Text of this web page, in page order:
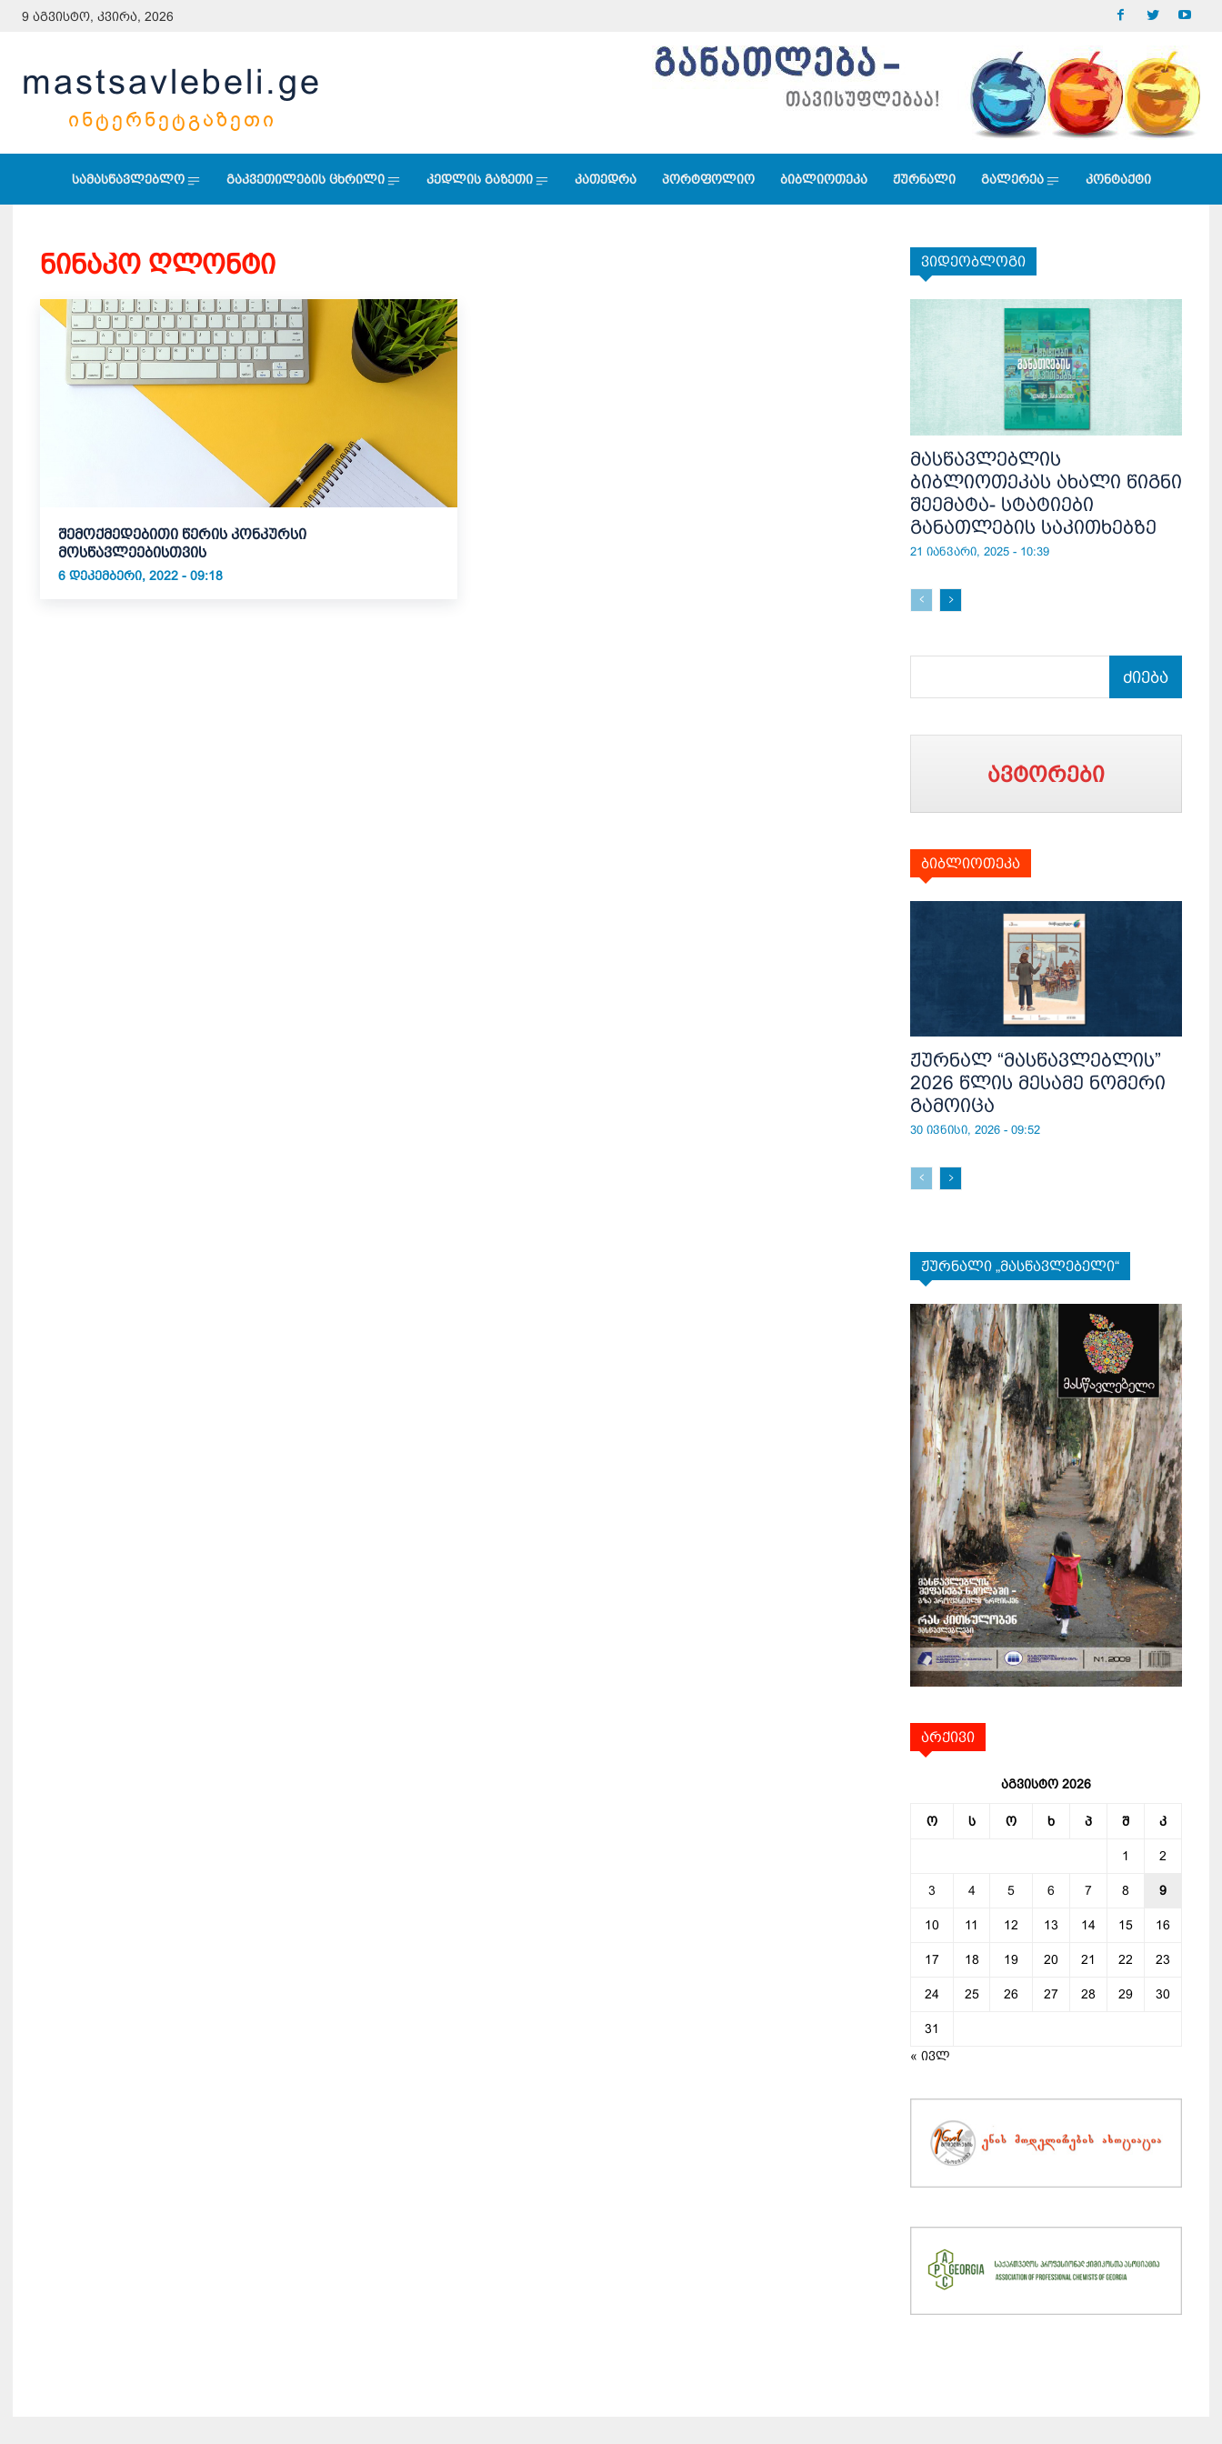
9 აგვისტო, კვირა, 2026
mastsavlebeli.ge
ᲘᲜᲢᲔᲠᲜᲔᲢᲒᲐᲖᲔᲗᲘ
სამასწავლებლო გაკვეთილების ცხრილი კედლის გაზეთი კათედრა პორტფოლიო ბიბლიოთეკა ჟურნალი გალერეა კონტაქტი
ნინაკო ღლონტი
შემოქმედებითი წერის კონკურსი
მოსწავლეებისთვის
6 ᲓᲔᲙᲔᲛᲑᲔᲠᲘ, 2022 - 09:18
ვიდეობლოგი
მასწავლებლის
ბიბლიოთეკას ახალი წიგნი
შეემატა- სტატიები
განათლების საკითხებზე
21 იანვარი, 2025 - 10:39
ძიება
ავტორები
ბიბლიოთეკა
ჟურნალ “მასწავლებლის”
2026 წლის მესამე ნომერი
გამოიცა
30 ივნისი, 2026 - 09:52
ჟურნალი „მასწავლებელი“
არქივი
აგვისტო 2026
ო ს ო ხ პ შ კ
1 2
3 4 5 6 7 8 9
10 11 12 13 14 15 16
17 18 19 20 21 22 23
24 25 26 27 28 29 30
31
« ივლ